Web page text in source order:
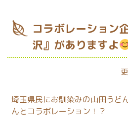
コラボレーション
沢』がありますよ
埼玉県民にお馴染みの山田うど
んとコラボレーション！？